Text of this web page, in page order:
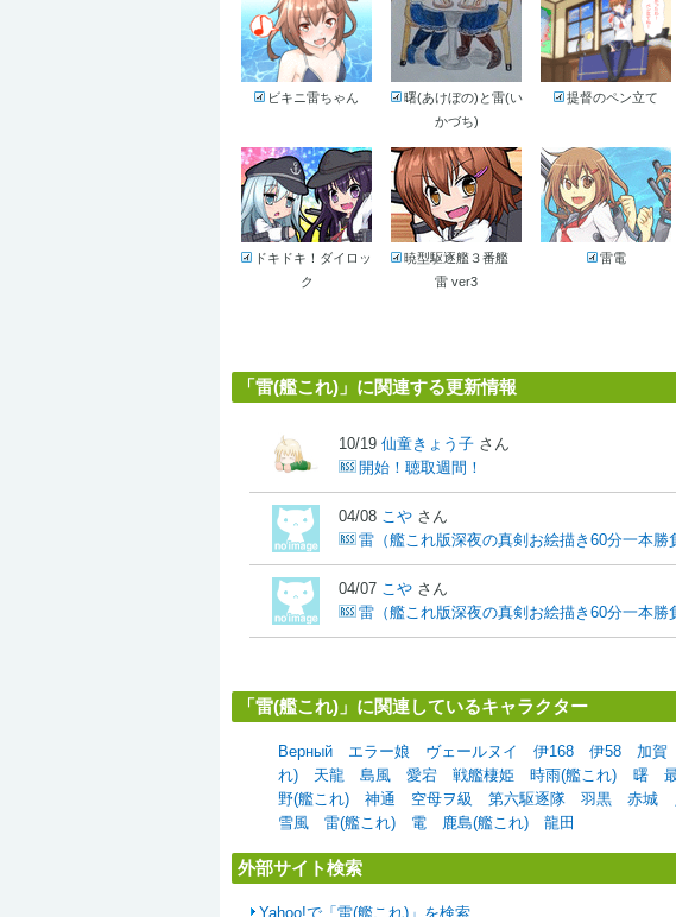
ビキニ雷ちゃん
曙(あけぼの)と雷(い
かづち)
提督のペン立て
ドキドキ！ダイロッ
ク
暁型駆逐艦３番艦
雷 ver3
雷電
「雷(艦これ)」に関連する更新情報
10/19 仙童きょう子 さん
開始！聴取週間！
04/08 こや さん
雷（艦これ版深夜の真剣お絵描き60分一本勝
04/07 こや さん
雷（艦これ版深夜の真剣お絵描き60分一本勝
「雷(艦これ)」に関連しているキャラクター
Верный エラー娘 ヴェールヌイ 伊168 伊58 加賀
れ)
天龍 島風 愛宕 戦艦棲姫 時雨(艦これ) 曙
野(艦これ)
神通 空母ヲ級 第六駆逐隊 羽黒 赤城
雪風
雷(艦これ) 電 鹿島(艦これ) 龍田
外部サイト検索
Yahoo!で「雷(艦これ)」を検索